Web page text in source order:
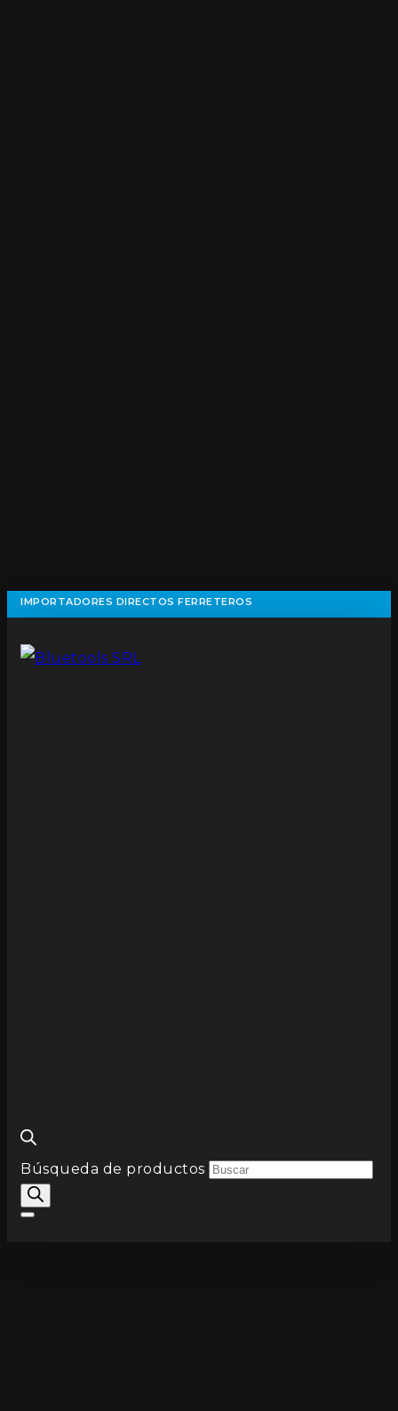
IMPORTADORES DIRECTOS FERRETEROS
Búsqueda de productos